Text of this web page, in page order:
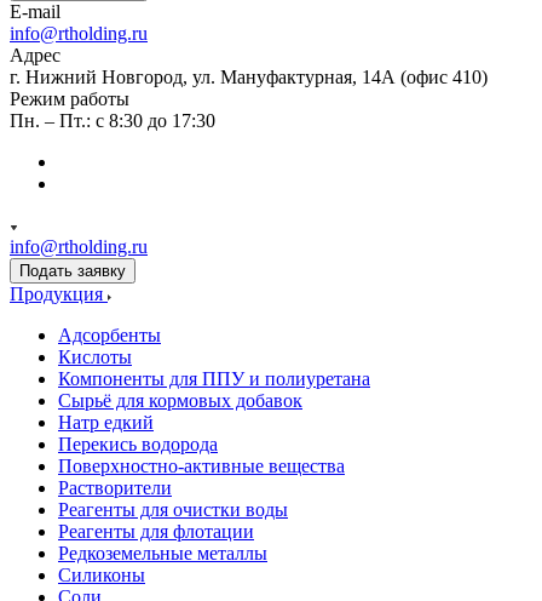
E-mail
info@rtholding.ru
Адрес
г. Нижний Новгород, ул. Мануфактурная, 14А (офис 410)
Режим работы
Пн. – Пт.: с 8:30 до 17:30
info@rtholding.ru
Подать заявку
Продукция
Адсорбенты
Кислоты
Компоненты для ППУ и полиуретана
Сырьё для кормовых добавок
Натр едкий
Перекись водорода
Поверхностно-активные вещества
Растворители
Реагенты для очистки воды
Реагенты для флотации
Редкоземельные металлы
Силиконы
Соли